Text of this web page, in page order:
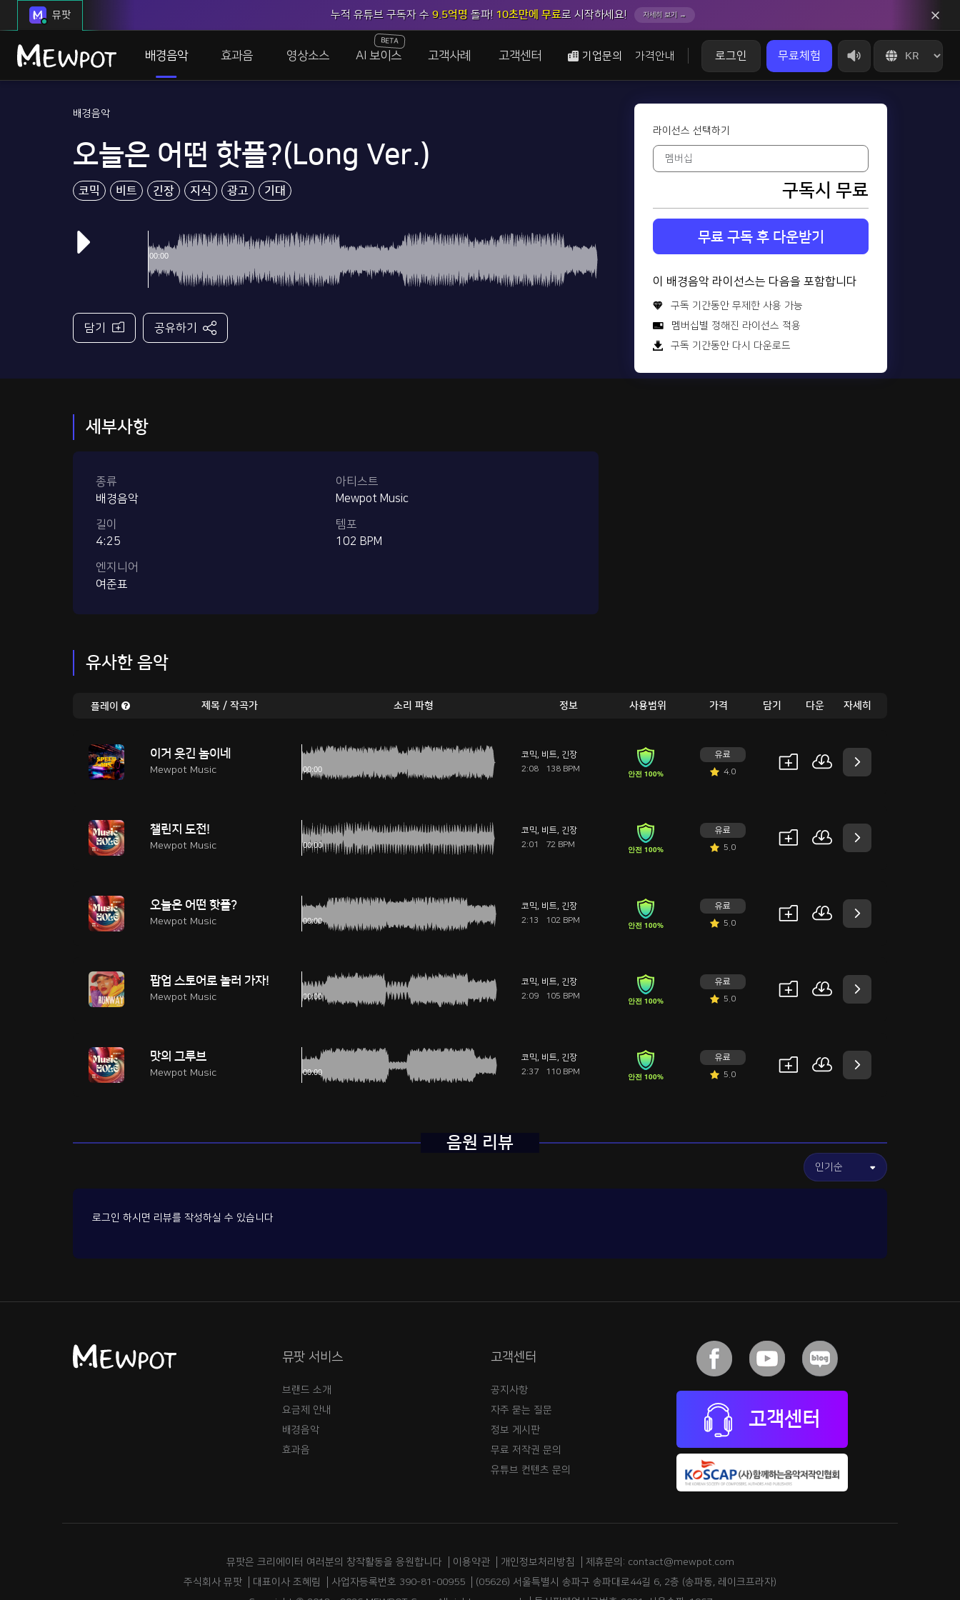
뮤팟 누적 유튜브 구독자 수 9.5억명 돌파! 10초만에 무료로 시작하세요! 자세히 보기 →
배경음악 효과음 영상소스 AI 보이스
BETA
고객사례 고객센터 기업문의 가격안내 로그인 무료체험
배경음악
오늘은 어떤 핫플?(Long Ver.)
코믹 비트 긴장 지식 광고 기대
담기 공유하기
라이선스 선택하기
구독시 무료
무료 구독 후 다운받기
이 배경음악 라이선스는 다음을 포함합니다
구독 기간동안 무제한 사용 가능
멤버십별 정해진 라이선스 적용
구독 기간동안 다시 다운로드
세부사항
종류
배경음악
길이
4:25
엔지니어
여준표
아티스트
Mewpot Music
템포
102 BPM
유사한 음악
플레이 제목 / 작곡가 소리 파형 정보 사용범위 가격 담기 다운 자세히
이거 웃긴 놈이네
Mewpot Music
코믹, 비트, 긴장
2:08
138 BPM 안전 100%
유료
4.0
챌린지 도전!
Mewpot Music
코믹, 비트, 긴장
2:01
72 BPM 안전 100%
유료
5.0
오늘은 어떤 핫플?
Mewpot Music
코믹, 비트, 긴장
2:13
102 BPM 안전 100%
유료
5.0
팝업 스토어로 놀러 가자!
Mewpot Music
코믹, 비트, 긴장
2:09
105 BPM 안전 100%
유료
5.0
맛의 그루브
Mewpot Music
코믹, 비트, 긴장
2:37
110 BPM 안전 100%
유료
5.0
음원 리뷰
로그인 하시면 리뷰를 작성하실 수 있습니다
뮤팟 서비스
브랜드 소개
요금제 안내
배경음악
효과음
고객센터
공지사항
자주 묻는 질문
정보 게시판
무료 저작권 문의
유튜브 컨텐츠 문의
고객센터
뮤팟은 크리에이터 여러분의 창작활동을 응원합니다 이용약관 개인정보처리방침
제휴문의: contact@mewpot.com
주식회사 뮤팟
대표이사 조혜림 사업자등록번호 390-81-00955
(05626) 서울특별시 송파구 송파대로44길 6, 2층 (송파동, 레이크프라자)